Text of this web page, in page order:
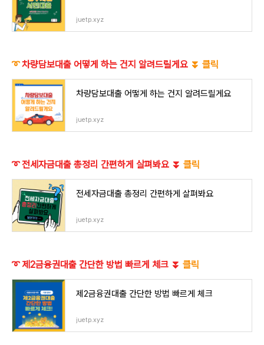
juetp.xyz
➰차량담보대출 어떻게 하는 건지 알려드릴게요 ⏬ 클릭
차량담보대출 어떻게 하는 건지 알려드릴게요
juetp.xyz
➰ 전세자금대출 총정리 간편하게 살펴봐요 ⏬ 클릭
전세자금대출 총정리 간편하게 살펴봐요
juetp.xyz
➰ 제2금융권대출 간단한 방법 빠르게 체크 ⏬ 클릭
제2금융권대출 간단한 방법 빠르게 체크
juetp.xyz